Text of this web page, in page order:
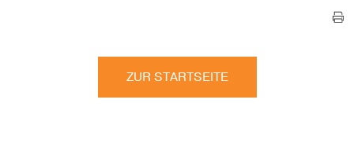
ZUR STARTSEITE